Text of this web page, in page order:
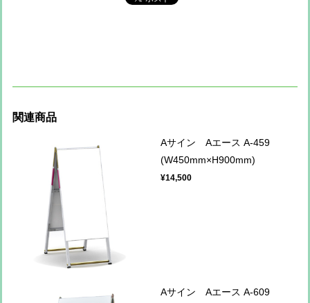
関連商品
Aサイン Aエース A-459
(W450mm×H900mm)
¥14,500
Aサイン Aエース A-609